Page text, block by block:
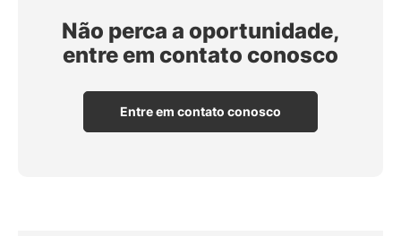
Não perca a oportunidade,
entre em contato conosco
Entre em contato conosco